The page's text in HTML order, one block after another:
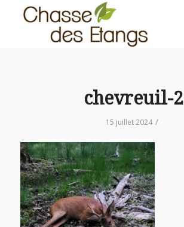
chevreuil-2
15 juillet 2024 /